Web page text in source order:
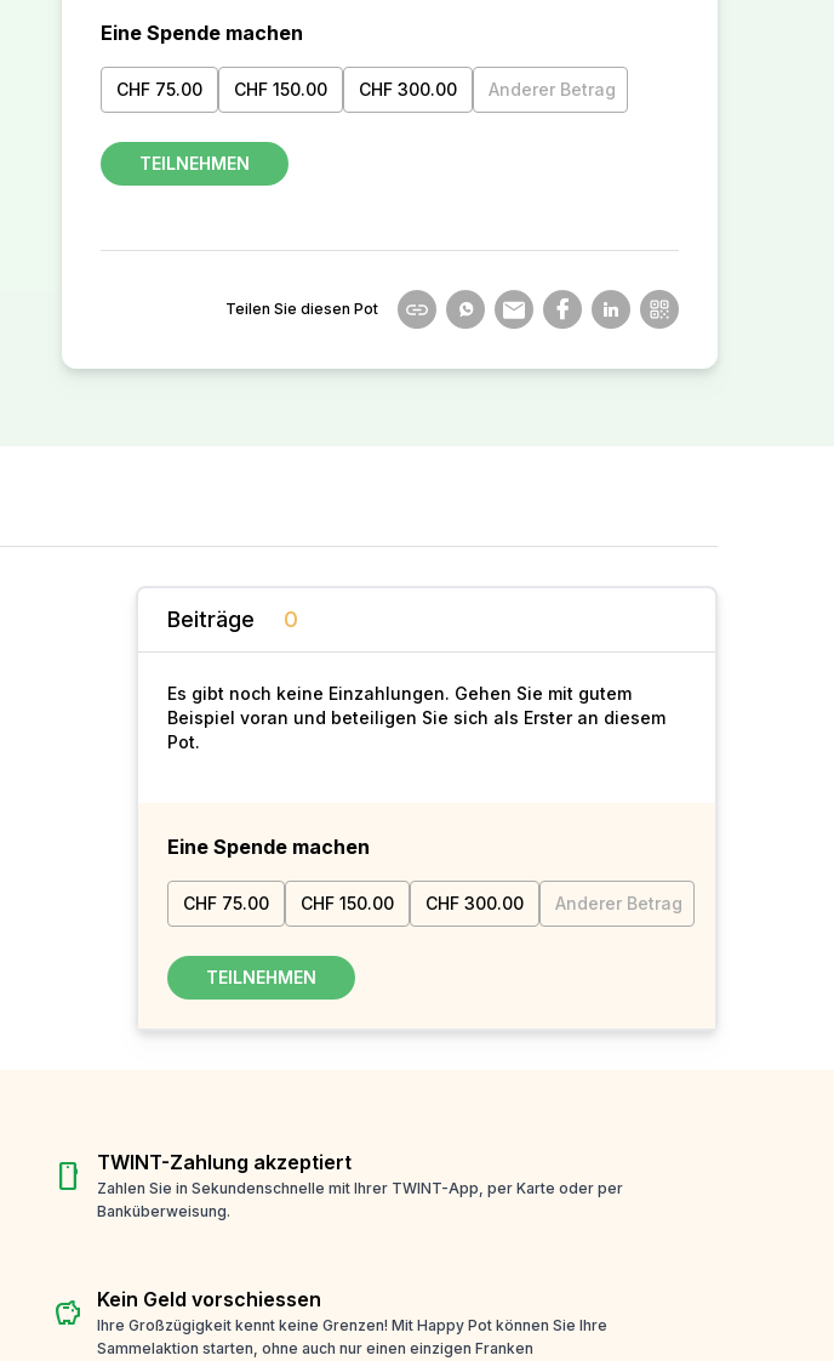
Eine Spende machen
CHF 75.00 CHF 150.00 CHF 300.00 Anderer Betrag
TEILNEHMEN
Teilen Sie diesen Pot
Beiträge 0
Es gibt noch keine Einzahlungen. Gehen Sie mit gutem
Beispiel voran und beteiligen Sie sich als Erster an diesem
Pot.
Eine Spende machen
CHF 75.00 CHF 150.00 CHF 300.00 Anderer Betrag
TEILNEHMEN
smartphone TWINT-Zahlung akzeptiert
Zahlen Sie in Sekundenschnelle mit Ihrer TWINT-App, per Karte oder per
Banküberweisung.
savings Kein Geld vorschiessen
Ihre Großzügigkeit kennt keine Grenzen! Mit Happy Pot können Sie Ihre
Sammelaktion starten, ohne auch nur einen einzigen Franken